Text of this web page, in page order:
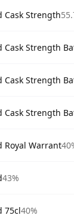
Cask Strength
Batch 001
Batch 002
Batch 003
Royal Warrant
43%
75cl40%